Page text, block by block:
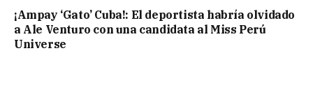
¡Ampay ‘Gato’ Cuba!: El deportista habría olvidado
a Ale Venturo con una candidata al Miss Perú
Universe